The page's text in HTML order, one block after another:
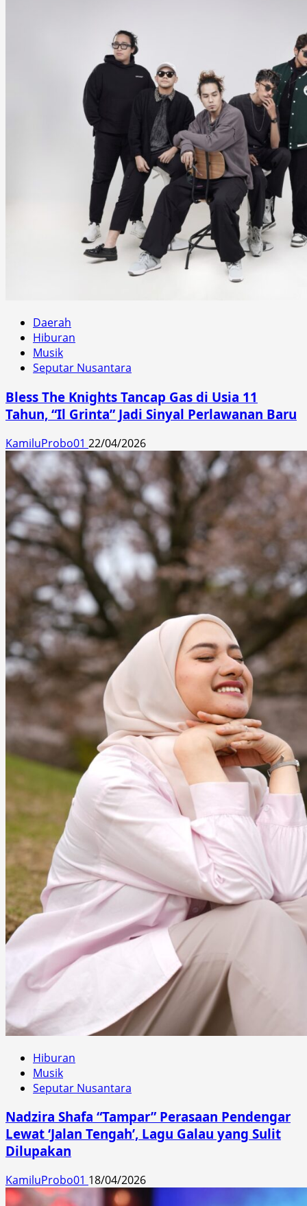
Daerah
Hiburan
Musik
Seputar Nusantara
Bless The Knights Tancap Gas di Usia 11
Tahun, “Il Grinta” Jadi Sinyal Perlawanan Baru
KamiluProbo01 22/04/2026
Hiburan
Musik
Seputar Nusantara
Nadzira Shafa “Tampar” Perasaan Pendengar
Lewat ‘Jalan Tengah’, Lagu Galau yang Sulit
Dilupakan
KamiluProbo01 18/04/2026